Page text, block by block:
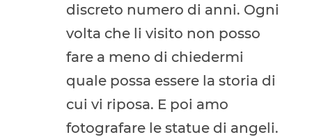
discreto numero di anni. Ogni
volta che li visito non posso
fare a meno di chiedermi
quale possa essere la storia di
cui vi riposa. E poi amo
fotografare le statue di angeli.